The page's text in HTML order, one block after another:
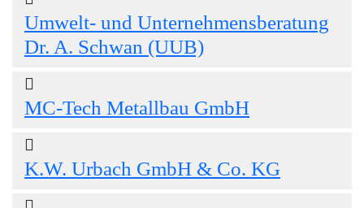
Umwelt- und Unternehmensberatung
Dr. A. Schwan (UUB)
MC-Tech Metallbau GmbH
K.W. Urbach GmbH & Co. KG